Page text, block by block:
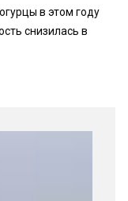
в этом году
снизилась в